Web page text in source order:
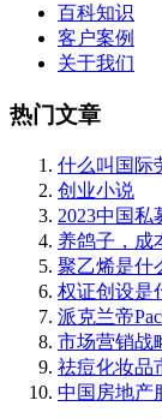
百科知识
客户案例
关于我们
热门文章
什么叫国际
创业小说
2023中国
养鸽子，成
聚乙烯是什
权证创设是
派克兰帝
市场营销战
祛痘化妆品
中国房地产